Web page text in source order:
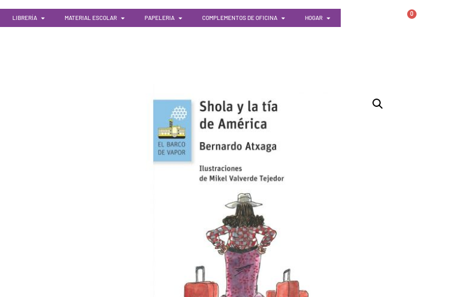
LIBRERÍA MATERIAL ESCOLAR PAPELERIA COMPLEMENTOS DE OFICINA HOGAR
0